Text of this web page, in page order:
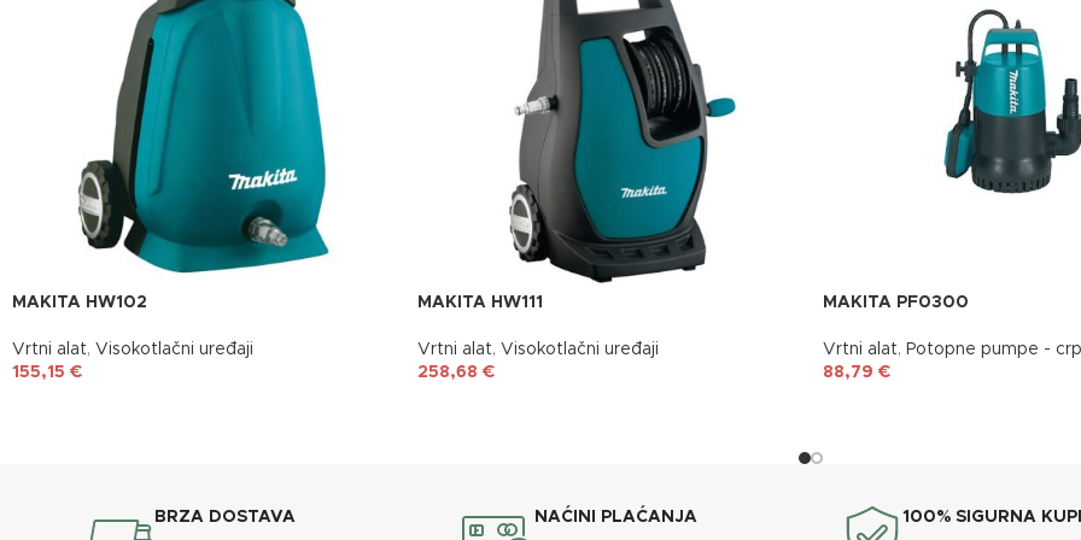
MAKITA HW102
Vrtni alat, Visokotlačni uređaji
155,15 €
MAKITA HW111
Vrtni alat, Visokotlačni uređaji
258,68 €
MAKITA PF0300
Vrtni alat, Potopne pumpe -
88,79 €
BRZA DOSTAVA NAĆINI PLAĆANJA 100% SIGURNA